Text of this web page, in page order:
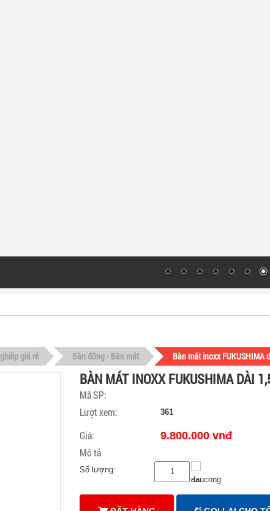
giá rẻ Bàn đông - Bàn mát Bàn mát inoxx FUKUSHIMA
BÀN MÁT INOXX FUKUSHIMA DÀI
Mã SP:
Lượt xem:
361
Giá: 9.800.000 vnđ
Mô tả
Số lượng: